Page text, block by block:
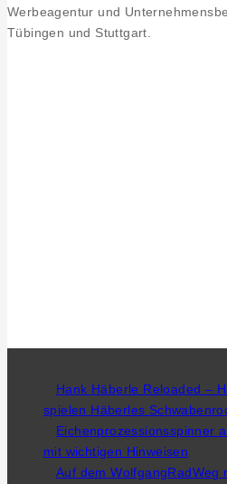
Werbeagentur und
Tübingen und Stuttgart.
Hank Häberle Reloaded –
spielen Häberles
Eichenprozessionsspinner
mit wichtigen Hinweisen
Auf dem WolfgangRadWeg